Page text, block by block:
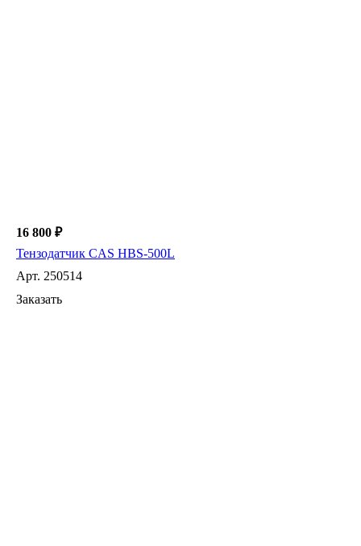
16 800 ₽
Тензодатчик CAS HBS-500L
Арт. 250514
Заказать